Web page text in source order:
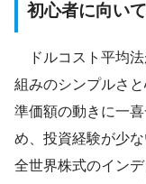
初心者に向い
ドルコスト平均法
組みのシンプルさ
準価額の動きに一
め、投資経験が少
全世界株式のイン